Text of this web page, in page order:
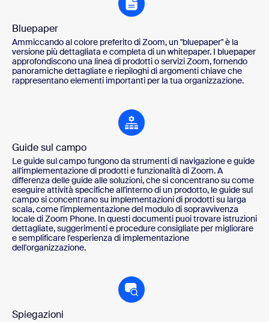
Bluepaper
Ammiccando al colore preferito di Zoom, un "bluepaper" è la
versione più dettagliata e completa di un whitepaper. I bluepaper
approfondiscono una linea di prodotti o servizi Zoom, fornendo
panoramiche dettagliate e riepiloghi di argomenti chiave che
rappresentano elementi importanti per la tua organizzazione.
Guide sul campo
Le guide sul campo fungono da strumenti di navigazione e guide
all'implementazione di prodotti e funzionalità di Zoom. A
differenza delle guide alle soluzioni, che si concentrano su come
eseguire attività specifiche all'interno di un prodotto, le guide sul
campo si concentrano su implementazioni di prodotti su larga
scala, come l'implementazione del modulo di sopravvivenza
locale di Zoom Phone. In questi documenti puoi trovare istruzioni
dettagliate, suggerimenti e procedure consigliate per migliorare
e semplificare l'esperienza di implementazione
dell'organizzazione.
Spiegazioni